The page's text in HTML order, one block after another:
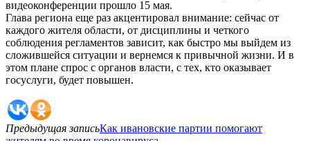
видеоконференции прошло 15 мая.
Глава региона еще раз акцентировал внимание: сейчас от
каждого жителя области, от дисциплины и четкого
соблюдения регламентов зависит, как быстро мы выйдем из
сложившейся ситуации и вернемся к привычной жизни. И в
этом плане спрос с органов власти, с тех, кто оказывает
госуслуги, будет повышен.
Предыдущая записьКак ивановские партии помогают